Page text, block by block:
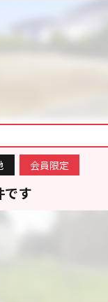
会員限定
です